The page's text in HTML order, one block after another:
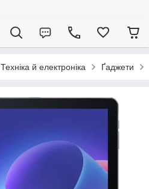
Техніка й електроніка Ґаджети